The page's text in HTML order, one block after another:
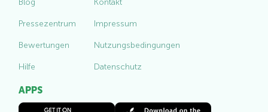
Blog
Pressezentrum
Bewertungen
Hilfe
Kontakt
Impressum
Nutzungsbedingungen
Datenschutz
APPS